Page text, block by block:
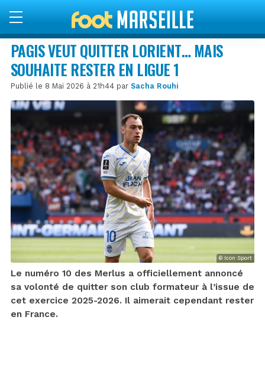
PAGIS VEUT QUITTER LORIENT… MAIS
SOUHAITE RESTER EN LIGUE 1
Publié le 8 Mai 2026 à 21h44 par Sacha Rouhi
© Icon Sport
Le numéro 10 des Merlus a officiellement annoncé
sa volonté de quitter son club formateur à l’issue de
cet exercice 2025-2026. Il aimerait cependant rester
en France.